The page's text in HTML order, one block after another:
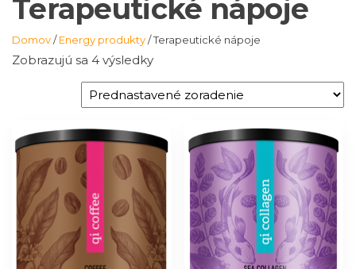
Terapeutické nápoje
Domov/Energy produkty/ Terapeutické nápoje
Zobrazujú sa 4 výsledky